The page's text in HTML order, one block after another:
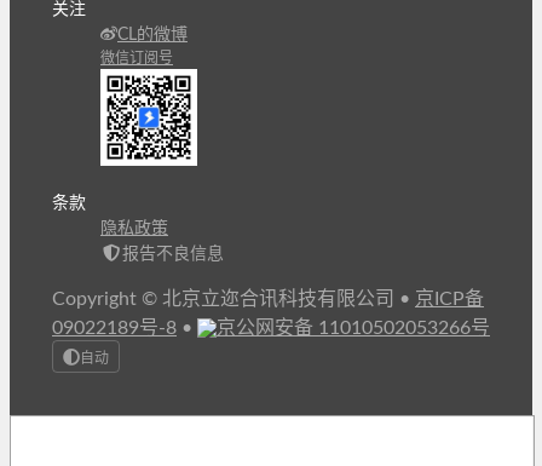
关注
CL的微博
微信订阅号
条款
隐私政策
报告不良信息
Copyright © 北京立迩合讯科技有限公司 • 京ICP备
09022189号-8 • 京公网安备 11010502053266号
自动